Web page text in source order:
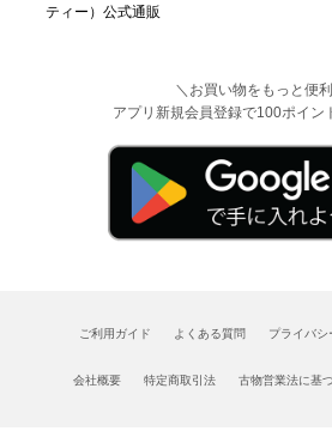
＼お買い物をもっと便
アプリ新規会員登録で100ポイン
ご利用ガイド よくある質問 プライバシ
会社概要 特定商取引法 古物営業法に基